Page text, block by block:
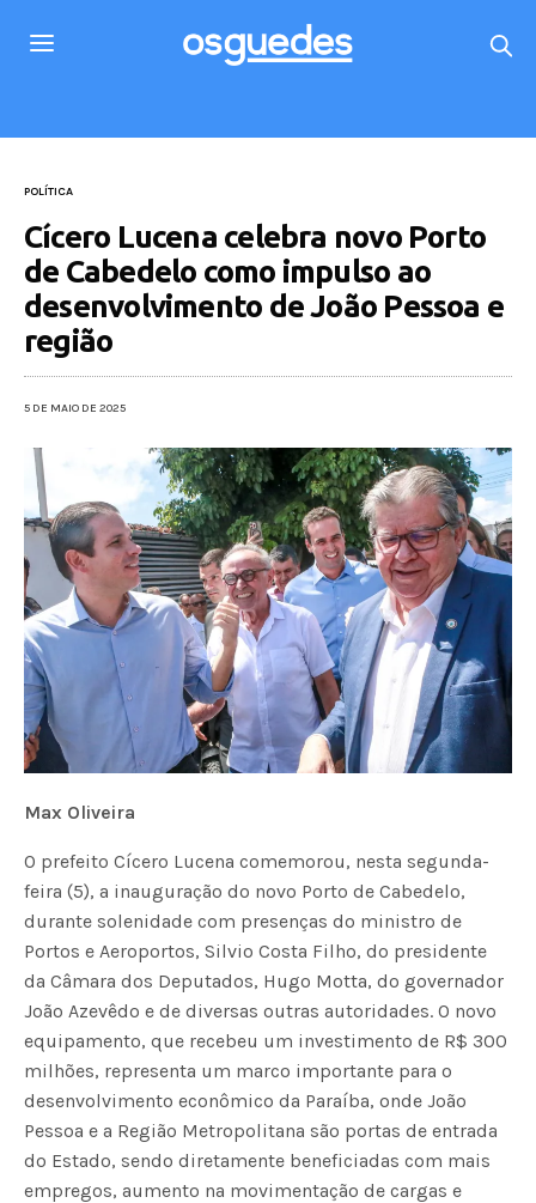
POLÍTICA
Cícero Lucena celebra novo Porto
de Cabedelo como impulso ao
desenvolvimento de João Pessoa e
região
5 DE MAIO DE 2025
Max Oliveira
O prefeito Cícero Lucena comemorou, nesta segunda-
feira (5), a inauguração do novo Porto de Cabedelo,
durante solenidade com presenças do ministro de
Portos e Aeroportos, Silvio Costa Filho, do presidente
da Câmara dos Deputados, Hugo Motta, do governador
João Azevêdo e de diversas outras autoridades. O novo
equipamento, que recebeu um investimento de R$ 300
milhões, representa um marco importante para o
desenvolvimento econômico da Paraíba, onde João
Pessoa e a Região Metropolitana são portas de entrada
do Estado, sendo diretamente beneficiadas com mais
empregos, aumento na movimentação de cargas e